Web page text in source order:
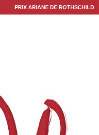
PRIX ARIANE DE ROTHSCHILD